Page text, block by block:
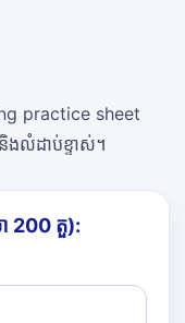
practice sheet
ងលំដាប់ខ្ទាស់។
200 តួ):